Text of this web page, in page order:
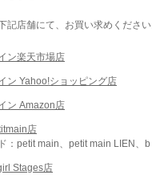
記店舗にて、お買い求めください
ン楽天市場店
ン Yahoo!ショッピング店
ン Amazon店
店
：petit main、petit main LIEN、b
Stages店